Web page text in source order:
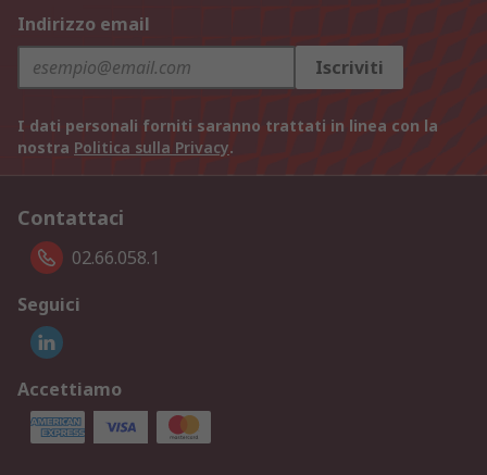
Indirizzo email
Iscriviti
I dati personali forniti saranno trattati in linea con la
nostra Politica sulla Privacy.
Contattaci
02.66.058.1
Seguici
Accettiamo